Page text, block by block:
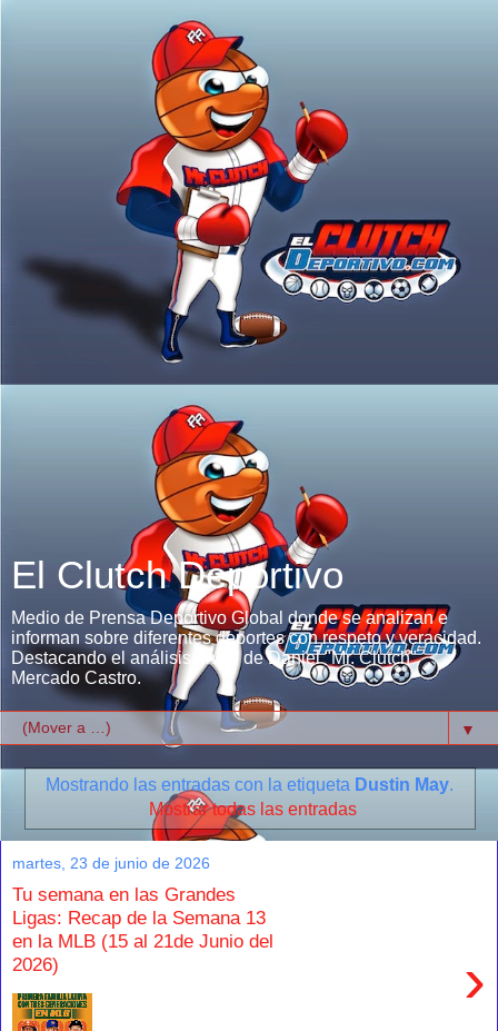
El Clutch Deportivo
Medio de Prensa Deportivo Global donde se analizan e
informan sobre diferentes deportes con respeto y veracidad.
Destacando el análisis único de Daniel "Mr. Clutch"
Mercado Castro.
▼
Mostrando las entradas con la etiqueta Dustin May.
Mostrar todas las entradas
martes, 23 de junio de 2026
Tu semana en las Grandes
Ligas: Recap de la Semana 13
en la MLB (15 al 21de Junio del
2026)
›